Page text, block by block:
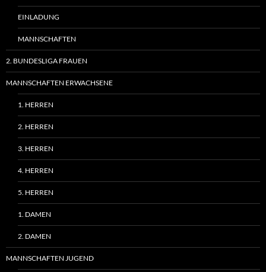
EINLADUNG
MANNSCHAFTEN
2. BUNDESLIGA FRAUEN
MANNSCHAFTEN ERWACHSENE
1. HERREN
2. HERREN
3. HERREN
4. HERREN
5. HERREN
1. DAMEN
2. DAMEN
MANNSCHAFTEN JUGEND